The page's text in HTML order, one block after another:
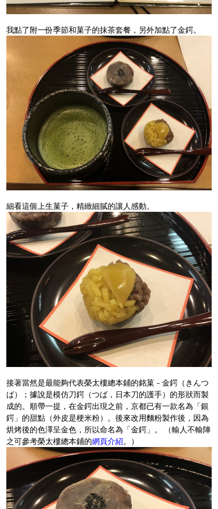
我點了附一份季節和菓子的抹茶套餐，另外加點了金鍔。
細看這個上生菓子，精緻細膩的讓人感動。
接著當然是最能夠代表榮太樓總本鋪的銘菓 – 金鍔（きんつ
ば）；據說是模仿刀鍔（つば，日本刀的護手）的形狀而製
成的。順帶一提，在金鍔出現之前，京都已有一款名為「銀
鍔」的甜點（外皮是梗米粉）。後來改用麵粉製作後，因為
烘烤後的色澤呈金色，所以命名為「金鍔」。 （輸人不輸陣
之可參考榮太樓總本鋪的網頁介紹。）